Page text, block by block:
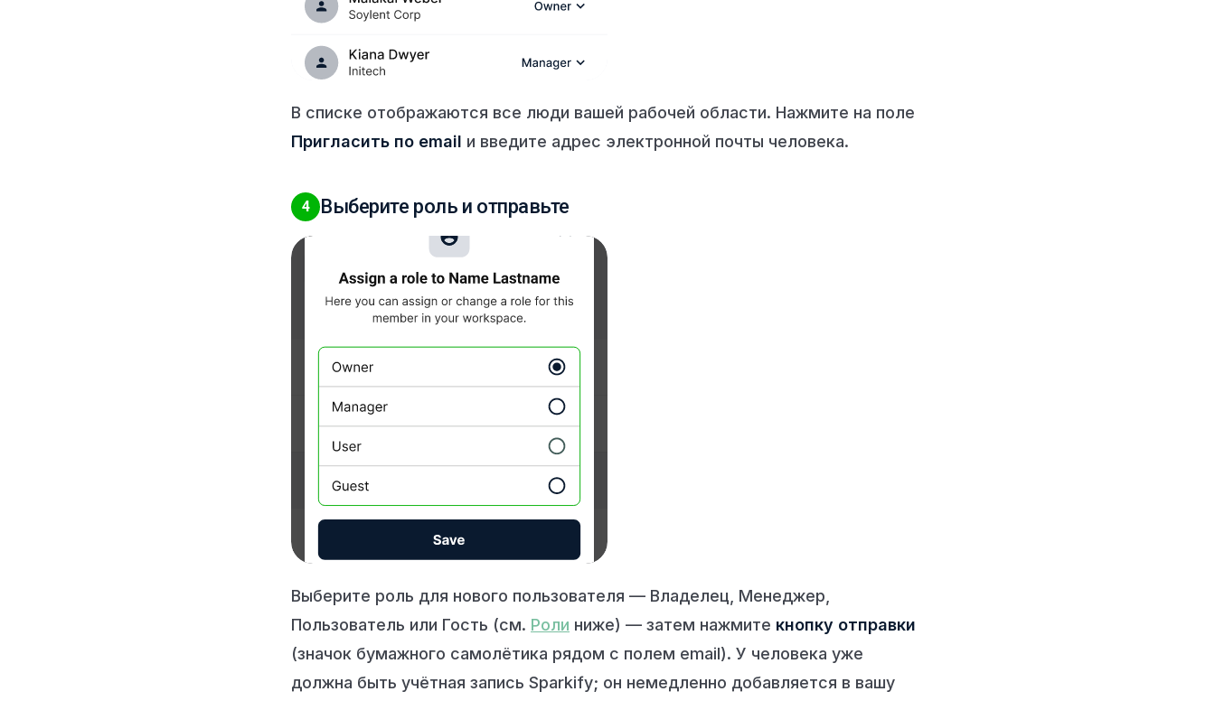
В списке отображаются все люди вашей рабочей области. Нажмите на поле
Пригласить по email и введите адрес электронной почты человека.
4 Выберите роль и отправьте
Выберите роль для нового пользователя — Владелец Менеджер
Пользователь или Гость (см. Роли ниже) — затем нажмите кнопку отправки
(значок бумажного самолётика рядом с полем email). У человека уже
должна быть учётная запись Sparkify; он немедленно добавляется в вашу